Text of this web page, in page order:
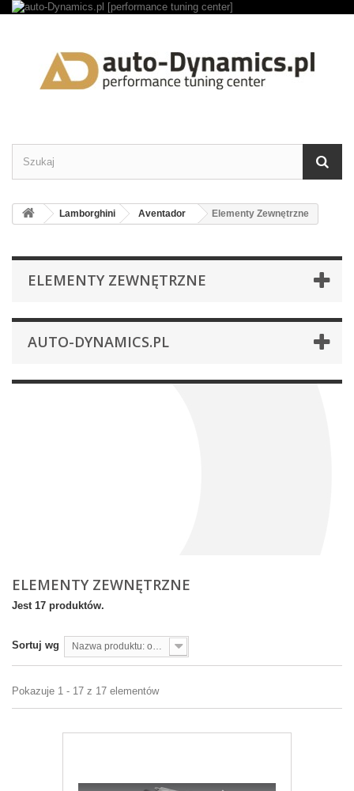
Lamborghini Aventador Elementy Zewnętrzne
ELEMENTY ZEWNĘTRZNE
AUTO-DYNAMICS.PL
ELEMENTY ZEWNĘTRZNE
Jest 17 produktów.
Sortuj wg Nazwa produktu: od A do Z
Pokazuje 1 - 17 z 17 elementów